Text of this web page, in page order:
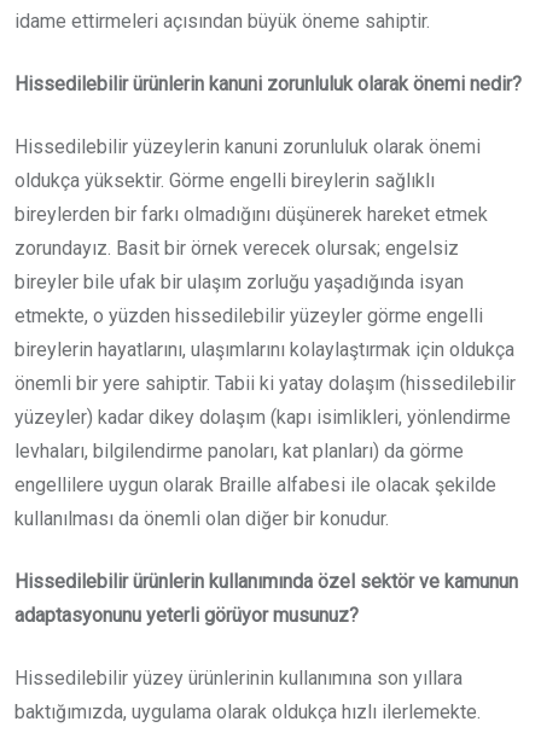
idame ettirmeleri açısından büyük öneme sahiptir.
Hissedilebilir ürünlerin kanuni zorunluluk olarak önemi nedir?
Hissedilebilir yüzeylerin kanuni zorunluluk olarak önemi
oldukça yüksektir. Görme engelli bireylerin sağlıklı
bireylerden bir farkı olmadığını düşünerek hareket etmek
zorundayız. Basit bir örnek verecek olursak; engelsiz
bireyler bile ufak bir ulaşım zorluğu yaşadığında isyan
etmekte, o yüzden hissedilebilir yüzeyler görme engelli
bireylerin hayatlarını, ulaşımlarını kolaylaştırmak için oldukça
önemli bir yere sahiptir. Tabii ki yatay dolaşım (hissedilebilir
yüzeyler) kadar dikey dolaşım (kapı isimlikleri, yönlendirme
levhaları, bilgilendirme panoları, kat planları) da görme
engellilere uygun olarak Braille alfabesi ile olacak şekilde
kullanılması da önemli olan diğer bir konudur.
Hissedilebilir ürünlerin kullanımında özel sektör ve kamunun
adaptasyonunu yeterli görüyor musunuz?
Hissedilebilir yüzey ürünlerinin kullanımına son yıllara
baktığımızda, uygulama olarak oldukça hızlı ilerlemekte.